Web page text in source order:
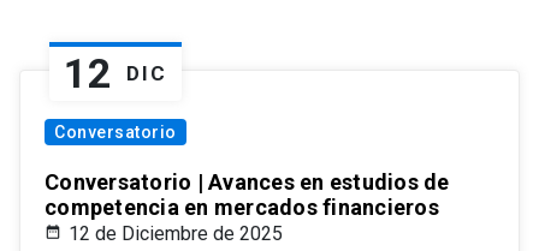
12 DIC
Conversatorio
Conversatorio | Avances en estudios de
competencia en mercados financieros
12 de Diciembre de 2025